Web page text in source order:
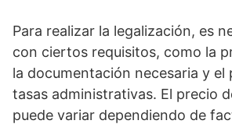
Para realizar la legalización, es
con ciertos requisitos, como la
la documentación necesaria y el
tasas administrativas. El precio
puede variar dependiendo de